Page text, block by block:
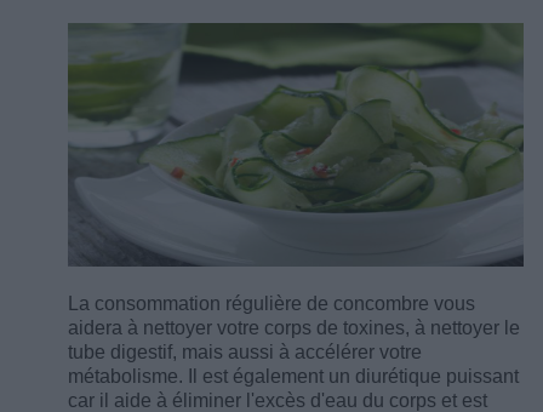
La consommation régulière de concombre vous
aidera à nettoyer votre corps de toxines, à nettoyer le
tube digestif, mais aussi à accélérer votre
métabolisme. Il est également un diurétique puissant
car il aide à éliminer l'excès d'eau du corps et est